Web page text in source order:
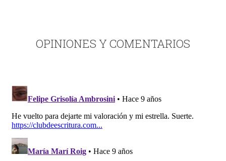
OPINIONES Y COMENTARIOS